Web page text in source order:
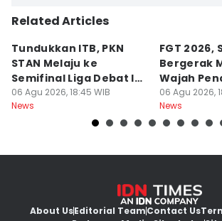
Related Articles
Tundukkan ITB, PKN
STAN Melaju ke
Semifinal Liga Debat IDN
Times 2026
06 Agu 2026, 18:45 WIB
News
FGT 2026,
Bergerak
Wajah
06 Agu 2026,
News
About UsEditorial TeamContact Us